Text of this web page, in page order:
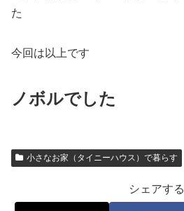
た
今回は以上です
ノボルでした
小さなお家（タイニーハウス）で暮らす
シェアする